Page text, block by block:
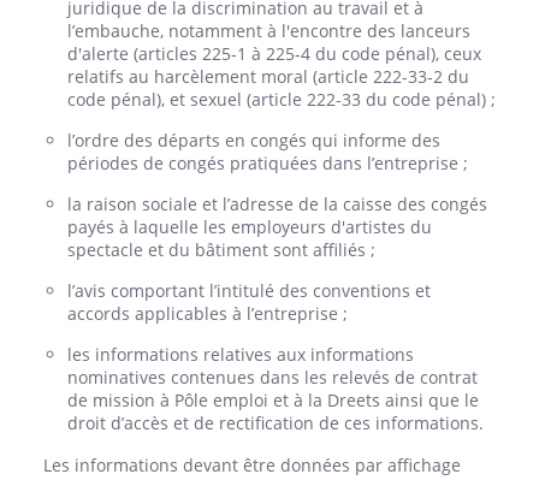
juridique de la discrimination au travail et à
l’embauche, notamment à l'encontre des lanceurs
d'alerte (articles 225-1 à 225-4 du code pénal), ceux
relatifs au harcèlement moral (article 222-33-2 du
code pénal), et sexuel (article 222-33 du code pénal) ;
l’ordre des départs en congés qui informe des
périodes de congés pratiquées dans l’entreprise ;
la raison sociale et l’adresse de la caisse des congés
payés à laquelle les employeurs d'artistes du
spectacle et du bâtiment sont affiliés ;
l’avis comportant l’intitulé des conventions et
accords applicables à l’entreprise ;
les informations relatives aux informations
nominatives contenues dans les relevés de contrat
de mission à Pôle emploi et à la Dreets ainsi que le
droit d’accès et de rectification de ces informations.
Les informations devant être données par affichage